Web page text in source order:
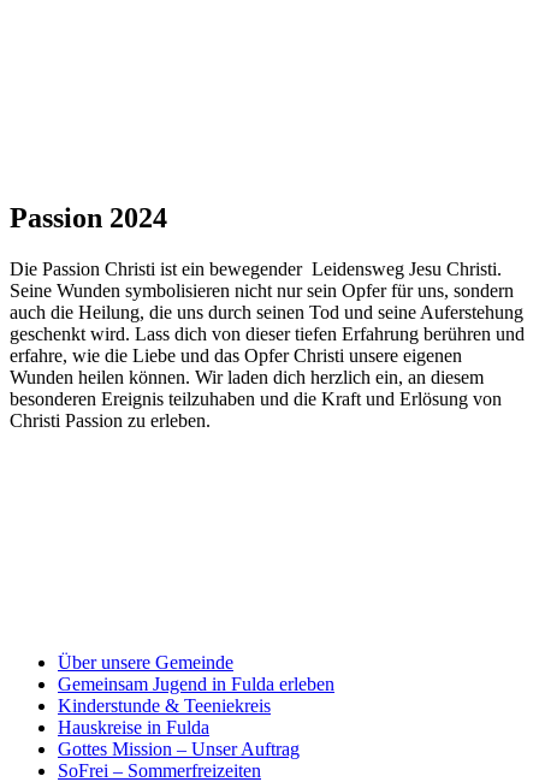
Passion 2024
Die Passion Christi ist ein bewegender Leidensweg Jesu Christi.
Seine Wunden symbolisieren nicht nur sein Opfer für uns, sondern
auch die Heilung, die uns durch seinen Tod und seine Auferstehung
geschenkt wird. Lass dich von dieser tiefen Erfahrung berühren und
erfahre, wie die Liebe und das Opfer Christi unsere eigenen
Wunden heilen können. Wir laden dich herzlich ein, an diesem
besonderen Ereignis teilzuhaben und die Kraft und Erlösung von
Christi Passion zu erleben.
Über unsere Gemeinde
Gemeinsam Jugend in Fulda erleben
Kinderstunde & Teeniekreis
Hauskreise in Fulda
Gottes Mission – Unser Auftrag
SoFrei – Sommerfreizeiten